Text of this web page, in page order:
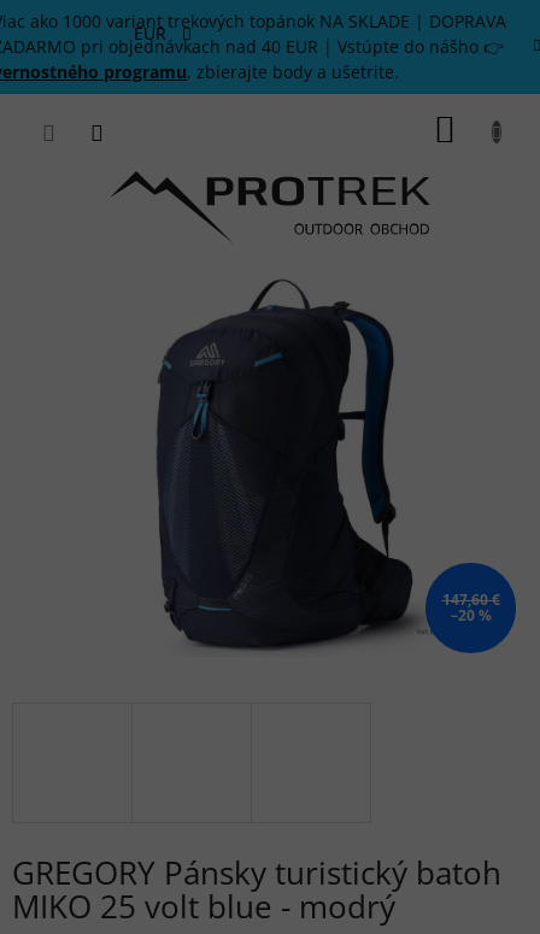
Prejsť
na
obsah
ako 1000 variant trekových topánok NA SKLADE | DOPRAVA
pri objednávkach nad 40 EUR | Vstúpte do nášho 👉
programu, zbierajte body a ušetrite.
EUR
147,60 €
–20 %
GREGORY Pánsky turistický batoh
MIKO 25 volt blue - modrý